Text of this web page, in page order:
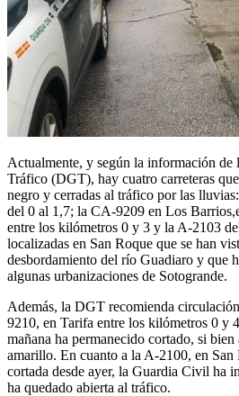
Actualmente, y según la información de
Tráfico (DGT), hay cuatro carreteras
negro y cerradas al tráfico por las
del 0 al 1,7; la CA-9209 en Los
entre los kilómetros 0 y 3 y la A-2103
localizadas en San Roque que se han
desbordamiento del río Guadiaro y que
algunas urbanizaciones de Sotogrande.
Además, la DGT recomienda
9210, en Tarifa entre los kilómetros 0 y
mañana ha permanecido cortado, si
amarillo. En cuanto a la A-2100, en San
cortada desde ayer, la Guardia Civil ha
ha quedado abierta al tráfico.